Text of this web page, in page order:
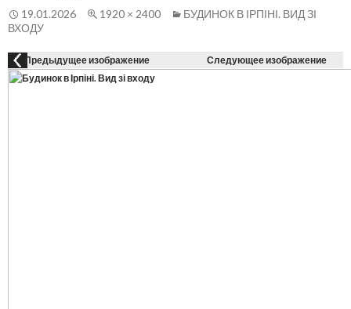
19.01.2026 1920 × 2400
БУДИНОК В ІРПІНІ. ВИД ЗІ
ВХОДУ
Предыдущее изображение Следующее изображение